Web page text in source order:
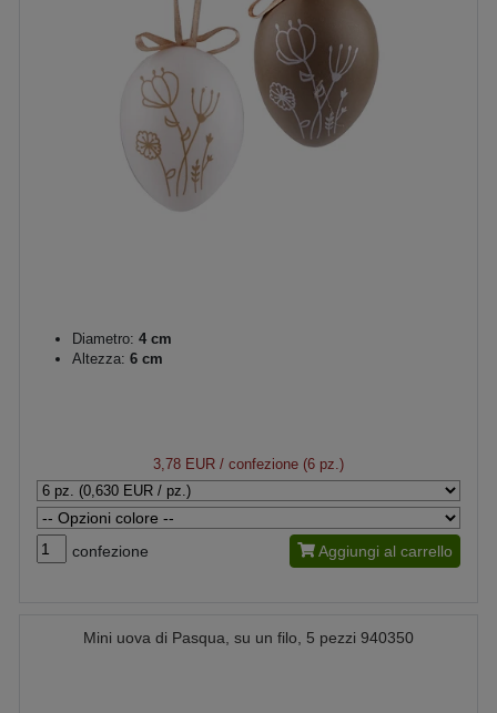
Diametro: 4 cm
Altezza: 6 cm
3,78 EUR / confezione (6 pz.)
confezione Aggiungi al carrello
Mini uova di Pasqua, su un filo, 5 pezzi 940350